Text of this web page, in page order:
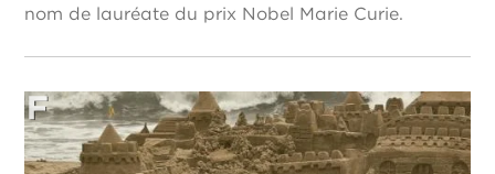
nom de lauréate du prix Nobel Marie Curie.